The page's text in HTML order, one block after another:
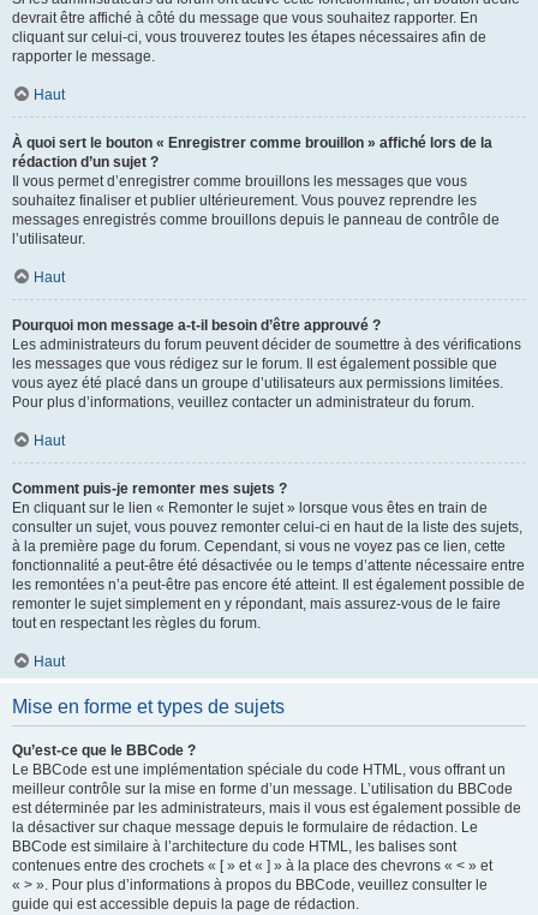
devrait être affiché à côté du message que vous souhaitez rapporter. En
cliquant sur celui-ci, vous trouverez toutes les étapes nécessaires afin de
rapporter le message.
Haut
À quoi sert le bouton « Enregistrer comme brouillon » affiché lors de la
rédaction d’un sujet ?
Il vous permet d’enregistrer comme brouillons les messages que vous
souhaitez finaliser et publier ultérieurement. Vous pouvez reprendre les
messages enregistrés comme brouillons depuis le panneau de contrôle de
l’utilisateur.
Haut
Pourquoi mon message a-t-il besoin d’être approuvé ?
Les administrateurs du forum peuvent décider de soumettre à des vérifications
les messages que vous rédigez sur le forum. Il est également possible que
vous ayez été placé dans un groupe d’utilisateurs aux permissions limitées.
Pour plus d’informations, veuillez contacter un administrateur du forum.
Haut
Comment puis-je remonter mes sujets ?
En cliquant sur le lien « Remonter le sujet » lorsque vous êtes en train de
consulter un sujet, vous pouvez remonter celui-ci en haut de la liste des sujets,
à la première page du forum. Cependant, si vous ne voyez pas ce lien, cette
fonctionnalité a peut-être été désactivée ou le temps d’attente nécessaire entre
les remontées n’a peut-être pas encore été atteint. Il est également possible de
remonter le sujet simplement en y répondant, mais assurez-vous de le faire
tout en respectant les règles du forum.
Haut
Mise en forme et types de sujets
Qu’est-ce que le BBCode ?
Le BBCode est une implémentation spéciale du code HTML, vous offrant un
meilleur contrôle sur la mise en forme d’un message. L’utilisation du BBCode
est déterminée par les administrateurs, mais il vous est également possible de
la désactiver sur chaque message depuis le formulaire de rédaction. Le
BBCode est similaire à l’architecture du code HTML, les balises sont
contenues entre des crochets « [ » et « ] » à la place des chevrons « < » et
« > ». Pour plus d’informations à propos du BBCode, veuillez consulter le
guide qui est accessible depuis la page de rédaction.